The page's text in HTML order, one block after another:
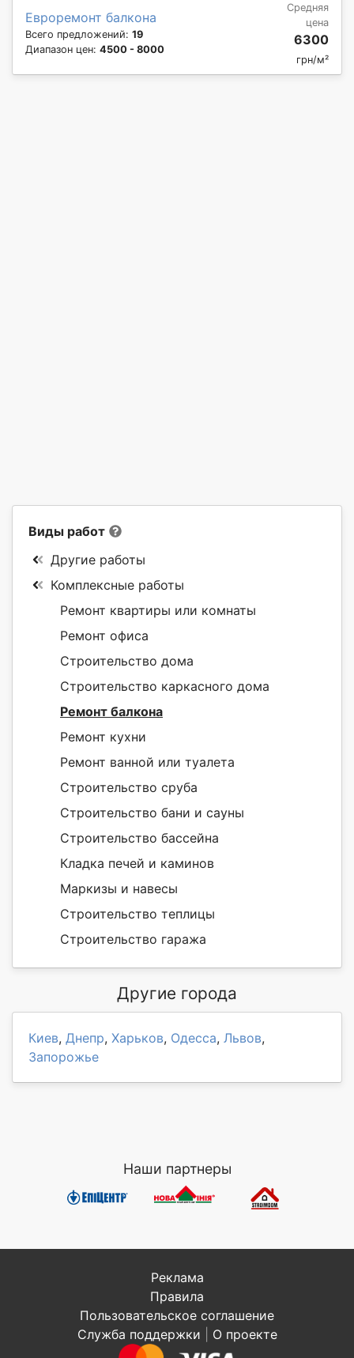
Евроремонт балкона
Всего предложений: 19
Диапазон цен: 4500 - 8000
Средняя
цена
6300
грн/м²
Виды работ
Другие работы
Комплексные работы
Ремонт квартиры или комнаты
Ремонт офиса
Строительство дома
Строительство каркасного дома
Ремонт балкона
Ремонт кухни
Ремонт ванной или туалета
Строительство сруба
Строительство бани и сауны
Строительство бассейна
Кладка печей и каминов
Маркизы и навесы
Строительство теплицы
Строительство гаража
Другие города
Киев, Днепр, Харьков, Одесса, Львов,
Запорожье
Наши партнеры
Реклама
Правила
Пользовательское соглашение
Служба поддержки
О проекте